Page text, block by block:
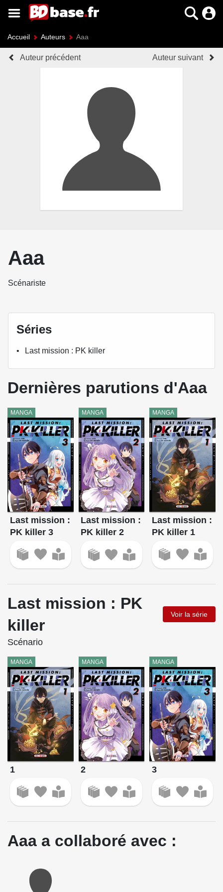
Accueil Auteurs Aaa
Auteur précédent Auteur suivant
Aaa
Scénariste
Séries
Last mission : PK killer
Dernières parutions d'Aaa
MANGA
Last mission :
PK killer 3
MANGA
Last mission :
PK killer 2
MANGA
Last mission :
PK killer 1
Last mission : PK
killer
Voir la série
Scénario
MANGA
1
MANGA
2
MANGA
3
Aaa a collaboré avec :